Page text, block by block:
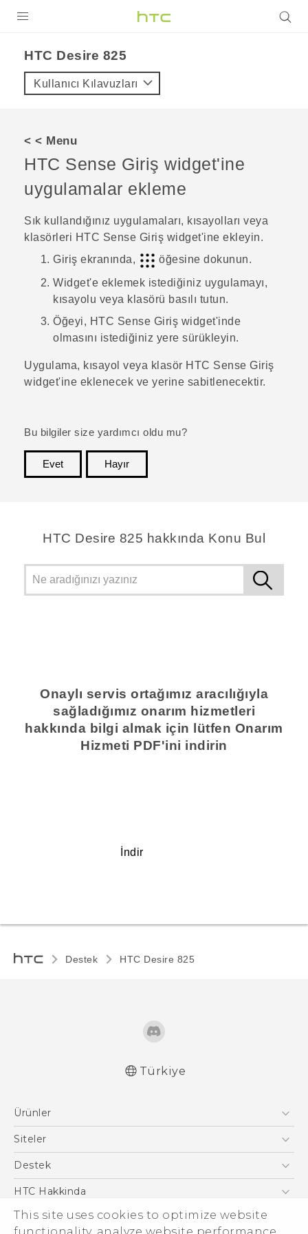
This site uses cookies to optimize website
VIVE
VIVERSE
DESTEK
HTC Desire 825‎
Kullanıcı Kılavuzları
< < Menu
HTC Sense Giriş widget'ine
uygulamalar ekleme
Sık kullandığınız uygulamaları, kısayolları veya
klasörleri HTC Sense Giriş widget'ine ekleyin.
Giriş ekranında,
öğesine dokunun.
Widget'e eklemek istediğiniz uygulamayı,
kısayolu veya klasörü basılı tutun.
Öğeyi, HTC Sense Giriş widget'inde
olmasını istediğiniz yere sürükleyin.
Uygulama, kısayol veya klasör HTC Sense Giriş
widget'ine eklenecek ve yerine sabitlenecektir.
Bu bilgiler size yardımcı oldu mu?
Evet
Hayır
HTC Desire 825 hakkında Konu Bul
Onaylı servis ortağımız aracılığıyla
sağladığımız onarım hizmetleri
hakkında bilgi almak için lütfen Onarım
Hizmeti PDF'ini indirin
İndir
Destek HTC Desire 825‎
Türkiye
Ürünler
Akıllı Telefonlar
VIVE
Siteler
HTC Dev
Destek
Destek Merkezi
HTC Hakkinda
ESG